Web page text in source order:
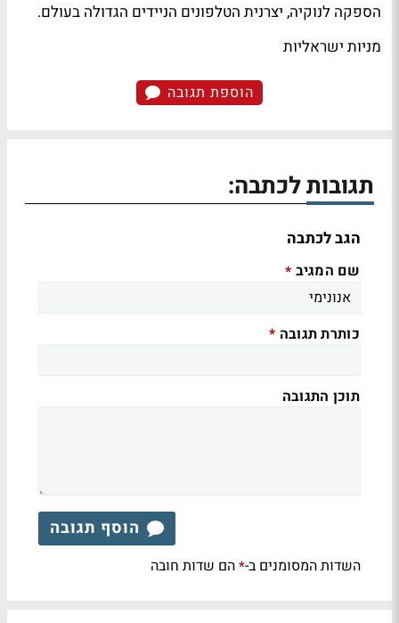
הספקה לנוקיה, יצרנית הטלפונים הניידים הגדולה בעולם.
מניות ישראליות
הוספת תגובה
תגובות לכתבה:
הגב לכתבה
שם המגיב *
כותרת תגובה *
תוכן התגובה
הוסף תגובה
השדות המסומנים ב-*הם שדות חובה